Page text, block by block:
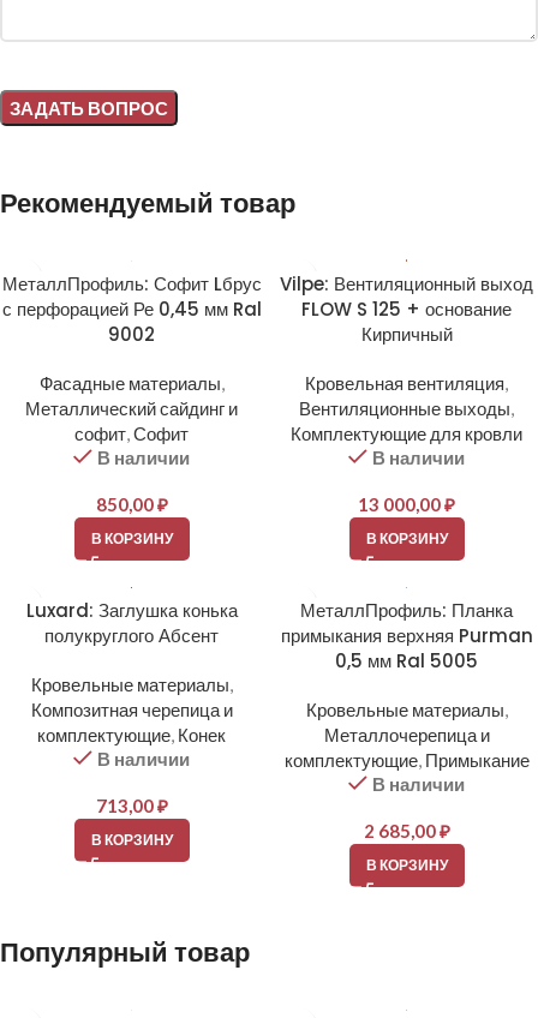
Рекомендуемый товар
МеталлПрофиль: Софит Lбрус
с перфорацией Ре 0,45 мм Ral
9002
Фасадные материалы,
Металлический сайдинг и
софит,Софит
В наличии
850,00₽
В КОРЗИНУ
Vilpe: Вентиляционный выход
FLOW S 125 + основание
Кирпичный
Кровельная вентиляция,
Вентиляционные выходы,
Комплектующие для кровли
В наличии
13 000,00₽
В КОРЗИНУ
Luxard: Заглушка конька
полукруглого Абсент
Кровельные материалы,
Композитная черепица и
комплектующие, Конек
В наличии
713,00₽
В КОРЗИНУ
МеталлПрофиль: Планка
примыкания верхняя Purman
0,5 мм Ral 5005
Кровельные материалы,
Металлочерепица и
комплектующие, Примыкание
В наличии
2 685,00₽
В КОРЗИНУ
Популярный товар